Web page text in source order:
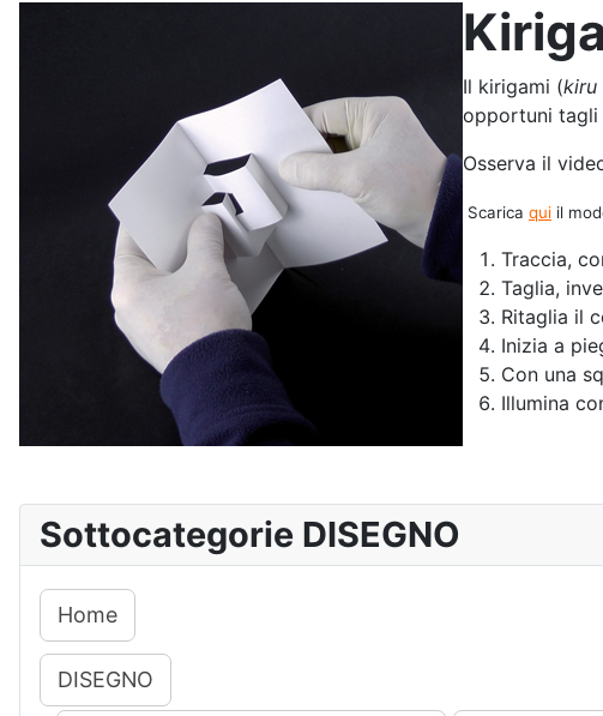
Sottocategorie DISEGNO
Home
DISEGNO
Il kirigami (kiru
opportuni tagli
Osserva il
Scarica qui il
Traccia,
Taglia,
Ritaglia il
Inizia a
Con una
Illumina